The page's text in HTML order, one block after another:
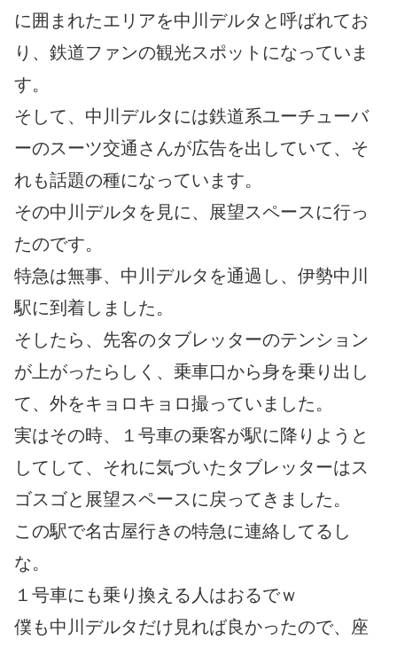
に囲まれたエリアを中川デルタと呼ばれてお
り、鉄道ファンの観光スポットになっていま
す。
そして、中川デルタには鉄道系ユーチューバ
ーのスーツ交通さんが広告を出していて、そ
れも話題の種になっています。
その中川デルタを見に、展望スペースに行っ
たのです。
特急は無事、中川デルタを通過し、伊勢中川
駅に到着しました。
そしたら、先客のタブレッターのテンション
が上がったらしく、乗車口から身を乗り出し
て、外をキョロキョロ撮っていました。
実はその時、１号車の乗客が駅に降りようと
してして、それに気づいたタブレッターはス
ゴスゴと展望スペースに戻ってきました。
この駅で名古屋行きの特急に連絡してるし
な。
１号車にも乗り換える人はおるでｗ
僕も中川デルタだけ見れば良かったので、座